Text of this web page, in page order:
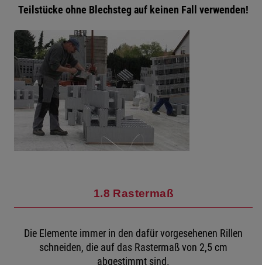
Teilstücke ohne Blechsteg auf keinen Fall verwenden!
1.8 Rastermaß
Die Elemente immer in den dafür vorgesehenen Rillen
schneiden, die auf das Rastermaß von 2,5 cm
abgestimmt sind.